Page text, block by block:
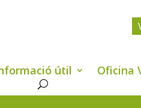
útil Oficina